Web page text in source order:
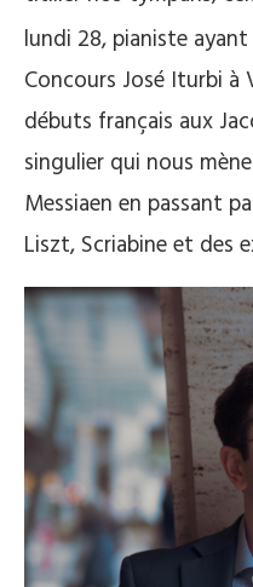
lundi 28, pianiste
Concours José Iturbi à
débuts français aux
singulier qui nous
Messiaen en passant
Liszt, Scriabine et des